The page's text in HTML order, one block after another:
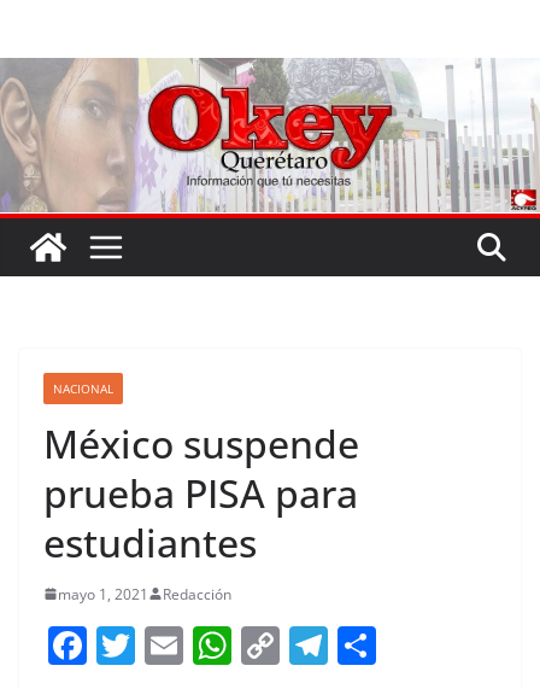
contenido
NACIONAL
México suspende
prueba PISA para
estudiantes
mayo 1, 2021 Redacción
F T E W C T